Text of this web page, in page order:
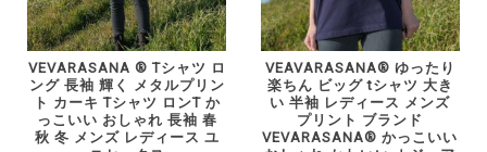
VEVARASANA ®︎ Tシャツ ロ
ング 長袖 輝く メタルプリン
ト カーキ Tシャツ ロンT か
っこいい おしゃれ 長袖 春
秋 冬 メンズ レディース ユ
VEAVARASANA®︎ ゆったり
楽ちん ビッグ tシャツ 大き
い 半袖 レディース メンズ
プリント ブランド
VEVARASANA® かっこいい